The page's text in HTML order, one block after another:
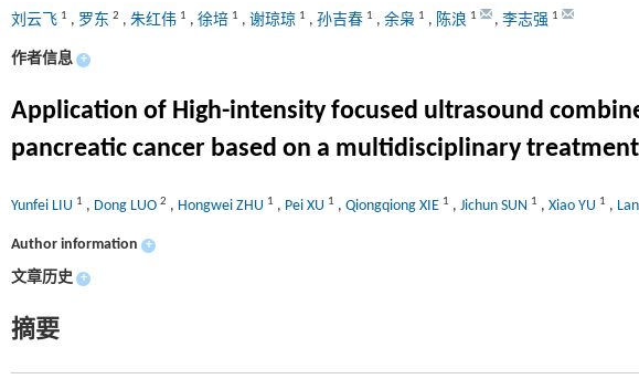
刘云飞 1 , 罗东 2 , 朱红伟 1 , 徐培 1 , 谢琼琼 1 , 孙吉春 1 , 余枭 1 , 陈浪 1 , 李志强 1
作者信息 +
Application of High-intensity focused ultrasound
pancreatic cancer based on a multidisciplinary
Yunfei LIU 1 , Dong LUO 2 , Hongwei ZHU 1 , Pei XU 1 , Qiongqiong XIE 1 , Jichun SUN 1 , Xiao YU 1 ,
Author information +
文章历史 +
摘要